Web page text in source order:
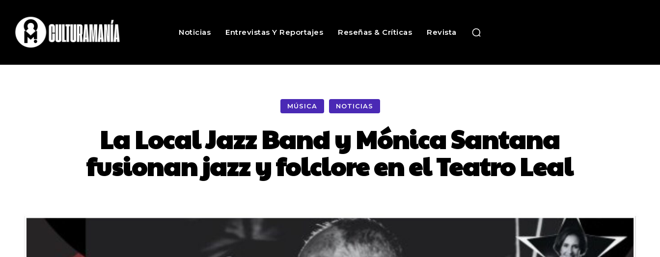
Noticias Entrevistas Y Reportajes Reseñas & Críticas Revista
MÚSICA NOTICIAS
La Local Jazz Band y Mónica Santana
fusionan jazz y folclore en el Teatro Leal